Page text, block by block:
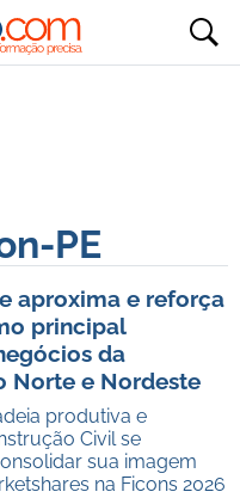
PE
aproxima e reforça
principal
da
Norte e Nordeste
produtiva e
Civil se
sua imagem
na Ficons 2026